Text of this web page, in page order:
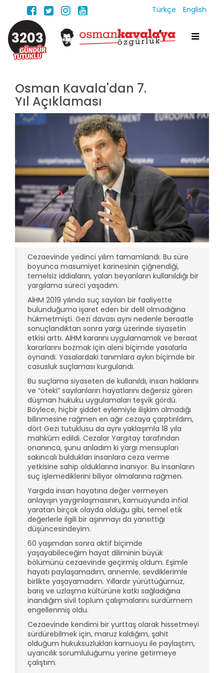
Türkçe English
3203
Osman Kavala'dan 7.
Yıl Açıklaması
Cezaevinde yedinci yılım tamamlandı. Bu süre
boyunca masumiyet karinesinin çiğnendiği,
temelsiz iddiaların, yalan beyanların kullanıldığı bir
yargılama süreci yaşadım.
AİHM 2019 yılında suç sayılan bir faaliyette
bulunduğuma işaret eden bir delil olmadığına
hükmetmişti. Gezi davası aynı nedenle beraatle
sonuçlandıktan sonra yargı üzerinde siyasetin
etkisi arttı. AİHM kararını uygulamamak ve beraat
kararlarını bozmak için aleni biçimde yasalarla
oynandı. Yasalardaki tanımlara aykırı biçimde bir
casusluk suçlaması kurgulandı.
Bu suçlama siyaseten de kullanıldı, insan haklarını
ve “öteki” sayılanların hayatlarını değersiz gören
düşman hukuku uygulamaları teşvik gördü.
Böylece, hiçbir şiddet eylemiyle ilişkim olmadığı
bilinmesine rağmen en ağır cezaya çarptırıldım,
dört Gezi tutuklusu da aynı yaklaşımla 18 yıla
mahkûm edildi. Cezalar Yargıtay tarafından
onanınca, şunu anladım ki yargı mensupları
sakıncalı buldukları insanlara ceza verme
yetkisine sahip olduklarına inanıyor. Bu insanların
suç işlemediklerini biliyor olmalarına rağmen.
Yargıda insan hayatına değer vermeyen
anlayışın yaygınlaşmasının, kamuoyunda infial
yaratan birçok olayda olduğu gibi, temel etik
değerlerle ilgili bir aşınmayı da yansıttığı
düşüncesindeyim.
60 yaşımdan sonra aktif biçimde
yaşayabileceğim hayat diliminin büyük
bölümünü cezaevinde geçirmiş oldum. Eşimle
hayatı paylaşamadım, annemle, sevdiklerimle
birlikte yaşayamadım. Yıllardır yürüttüğümüz,
barış ve uzlaşma kültürüne katkı sağladığına
inandığım sivil toplum çalışmalarını sürdürmem
engellenmiş oldu.
Cezaevinde kendimi bir yurttaş olarak hissetmeyi
sürdürebilmek için, maruz kaldığım, şahit
olduğum hukuksuzlukları kamuoyu ile paylaştım,
uyarıcılık sorumluluğumu yerine getirmeye
çalıştım.